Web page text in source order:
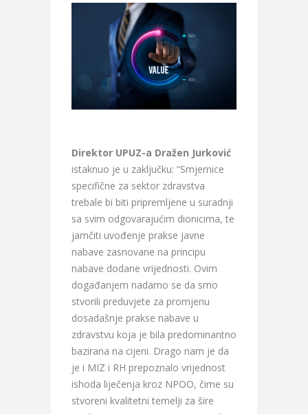
Direktor UPUZ-a Dražen Jurković
istaknuo je u zaključku: “Smjernice
specifične za sektor zdravstva
trebale bi biti pripremljene u suradnji
sa svim odgovarajućim dionicima, te
jamčiti uvođenje prakse javne
nabave zasnovane na principu
nabave dodane vrijednosti. Ovim
događanjem nadamo se da smo
stvorili preduvjete za promjenu
dosadašnje prakse nabave u
zdravstvu koja je bila predominantno
bazirana na cijeni. Drago nam je da
je i MIZ i RH prepoznalo vrijednost
ishoda liječenja kroz NPOO, čime su
stvoreni kvalitetni temelji za šire